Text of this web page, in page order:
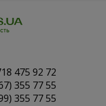
475 92 72
355 77 55
355 77 55